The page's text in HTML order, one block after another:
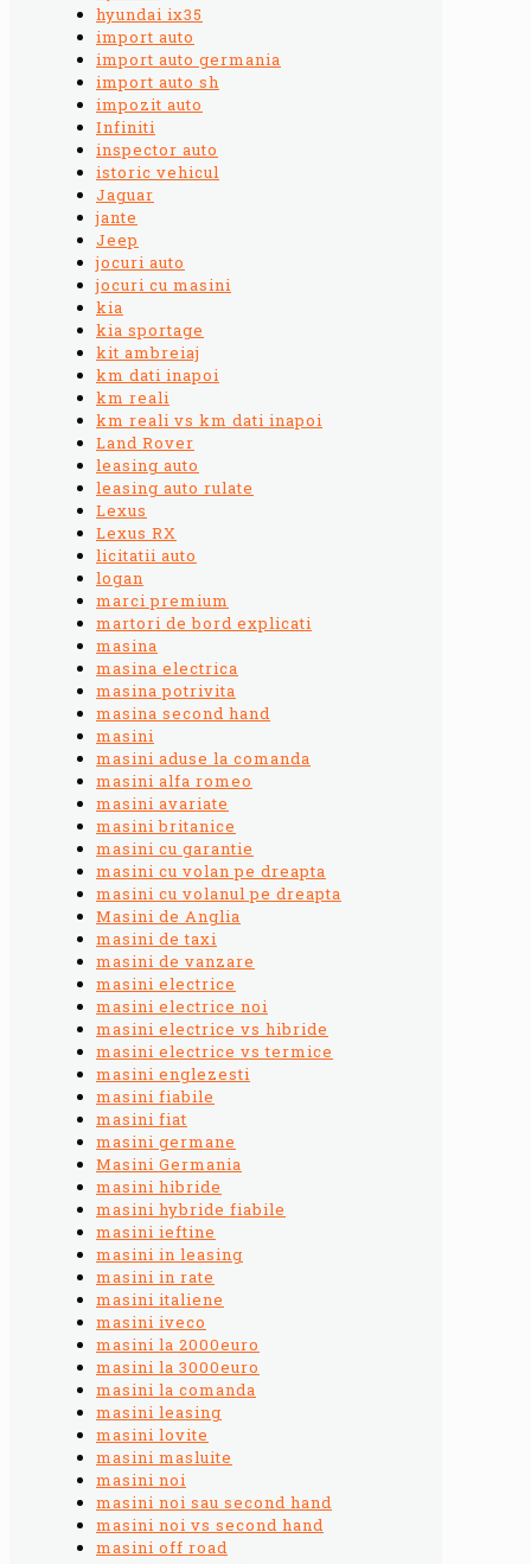
hyundai ix35
import auto
import auto germania
import auto sh
impozit auto
Infiniti
inspector auto
istoric vehicul
Jaguar
jante
Jeep
jocuri auto
jocuri cu masini
kia
kia sportage
kit ambreiaj
km dati inapoi
km reali
km reali vs km dati inapoi
Land Rover
leasing auto
leasing auto rulate
Lexus
Lexus RX
licitatii auto
logan
marci premium
martori de bord explicati
masina
masina electrica
masina potrivita
masina second hand
masini
masini aduse la comanda
masini alfa romeo
masini avariate
masini britanice
masini cu garantie
masini cu volan pe dreapta
masini cu volanul pe dreapta
Masini de Anglia
masini de taxi
masini de vanzare
masini electrice
masini electrice noi
masini electrice vs hibride
masini electrice vs termice
masini englezesti
masini fiabile
masini fiat
masini germane
Masini Germania
masini hibride
masini hybride fiabile
masini ieftine
masini in leasing
masini in rate
masini italiene
masini iveco
masini la 2000euro
masini la 3000euro
masini la comanda
masini leasing
masini lovite
masini masluite
masini noi
masini noi sau second hand
masini noi vs second hand
masini off road